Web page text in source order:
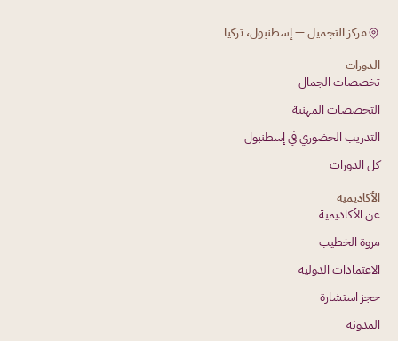
مركز التجميل — إسطنبول، تركيا
الدورات
تخصصات الجمال
التخصصات المهنية
التدريب الحضوري في إسطنبول
كل الدورات
الأكاديمية
عن الأكاديمية
مروة الخطيب
الاعتمادات الدولية
حجز استشارة
المدونة